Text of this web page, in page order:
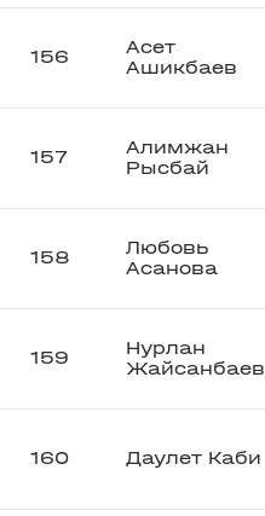
156
Асет
Ашикбаев
157
Алимжан
Рысбай
158
Любовь
Асанова
159
Нурлан
Жайсанбаев
160 Даулет Каби